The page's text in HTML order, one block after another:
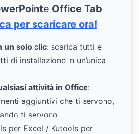
e Office Tab
per scaricare ora!
un solo clic: scarica tutti e
di installazione in un’unica
attività in Office:
aggiuntivi che ti servono,
ti servono.
per Excel / Kutools per